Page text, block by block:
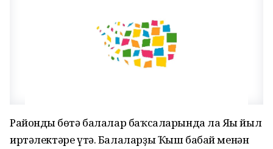
Райондың бөтә балалар баҡсаларында ла Яңы йыл
иртәлектәре үтә. Балаларҙы Ҡыш бабай менән